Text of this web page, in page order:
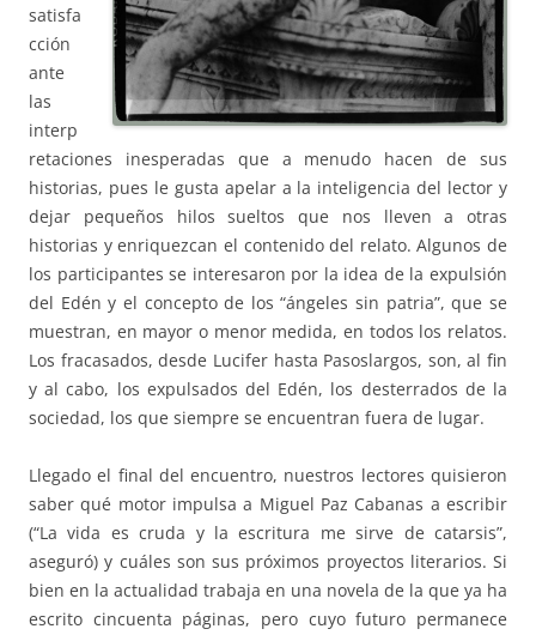
satisfa
cción
ante
las
interp
retaciones inesperadas que a menudo hacen de sus
historias, pues le gusta apelar a la inteligencia del lector y
dejar pequeños hilos sueltos que nos lleven a otras
historias y enriquezcan el contenido del relato. Algunos de
los participantes se interesaron por la idea de la expulsión
del Edén y el concepto de los “ángeles sin patria”, que se
muestran, en mayor o menor medida, en todos los relatos.
Los fracasados, desde Lucifer hasta Pasoslargos, son, al fin
y al cabo, los expulsados del Edén, los desterrados de la
sociedad, los que siempre se encuentran fuera de lugar.
Llegado el final del encuentro, nuestros lectores quisieron
saber qué motor impulsa a Miguel Paz Cabanas a escribir
(“La vida es cruda y la escritura me sirve de catarsis”,
aseguró) y cuáles son sus próximos proyectos literarios. Si
bien en la actualidad trabaja en una novela de la que ya ha
escrito cincuenta páginas, pero cuyo futuro permanece